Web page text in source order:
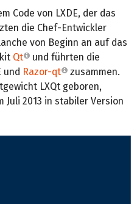
Code von LXDE, der das
die Chef-Entwickler
von Beginn an auf das
Qt
und führten die
und Razor-qt
zusammen.
LXQt geboren,
Juli 2013 in stabiler Version